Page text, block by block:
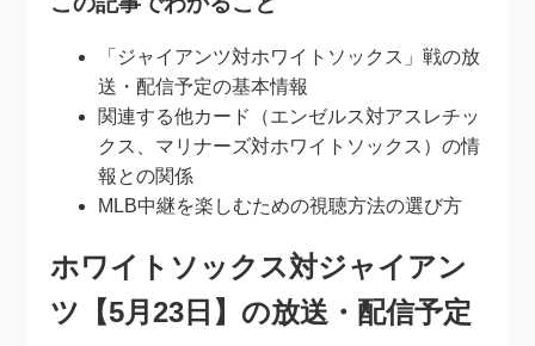
「ジャイアンツ対ホワイトソックス」戦の放
送・配信予定の基本情報
関連する他カード（エンゼルス対アスレチッ
クス、マリナーズ対ホワイトソックス）の情
報との関係
MLB中継を楽しむための視聴方法の選び方
ホワイトソックス対ジャイアン
ツ【5月23日】の放送・配信予定